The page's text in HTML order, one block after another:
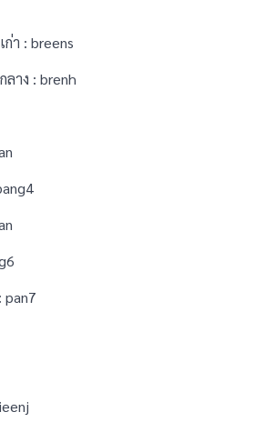
ก่า : breens
ลาง : brenh